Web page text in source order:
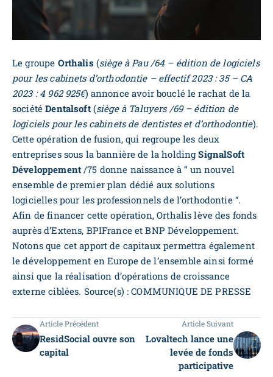
Le groupe Orthalis (siège à Pau /64 – édition de logiciels
pour les cabinets d’orthodontie – effectif 2023 : 35 – CA
2023 : 4 962 925€) annonce avoir bouclé le rachat de la
sociétéDentalsoft(siège à Taluyers /69 – édition de
logiciels pour les cabinets de dentistes et d’orthodontie).
Cette opération de fusion, qui regroupe les deux
entreprises sous la bannière de la holdingSignalSoft
Développement/75 donne naissance à “ un nouvel
ensemble de premier plan dédié aux solutions
logicielles pour les professionnels de l’orthodontie “.
Afin de financer cette opération, Orthalis lève des fonds
auprès d’Extens, BPIFrance et BNP Développement.
Notons que cet apport de capitaux permettra également
le développement en Europe de l’ensemble ainsi formé
ainsi que la réalisation d’opérations de croissance
externe ciblées. Source(s) : COMMUNIQUE DE PRESSE
Article Précédent
ResidSocial ouvre son
capital
Article Suivant
Lovaltech lance une
levée de fonds
participative